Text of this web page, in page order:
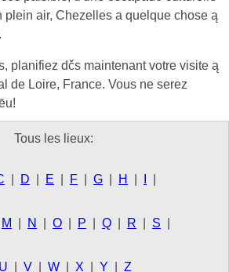
plein air, Chezelles a quelque chose ą
planifiez dčs maintenant votre visite ą
de Loire, France. Vous ne serez
Tous les lieux:
D E F G H
M N O P Q R S
U V W X Y Z